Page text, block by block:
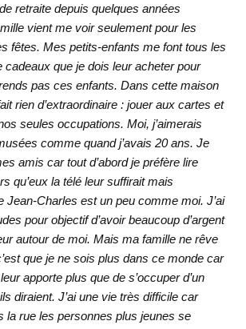
retraite depuis quelques années
vient me voir seulement pour les
fêtes. Mes petits-enfants me font tous les
cadeaux que je dois leur acheter pour
pas ces enfants. Dans cette maison
rien d’extraordinaire : jouer aux cartes et
seules occupations. Moi, j’aimerais
comme quand j’avais 20 ans. Je
amis car tout d’abord je préfère lire
qu’eux la télé leur suffirait mais
Jean-Charles est un peu comme moi. J’ai
pour objectif d’avoir beaucoup d’argent
autour de moi. Mais ma famille ne rêve
que je ne sois plus dans ce monde car
apporte plus que de s’occuper d’un
diraient. J’ai une vie très difficile car
la rue les personnes plus jeunes se